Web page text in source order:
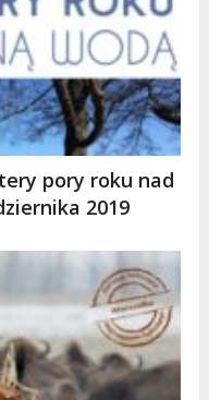
pory roku nad
2019